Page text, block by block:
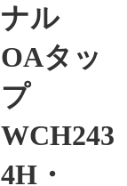
ナル
OAタッ
プ
WCH243
4H・